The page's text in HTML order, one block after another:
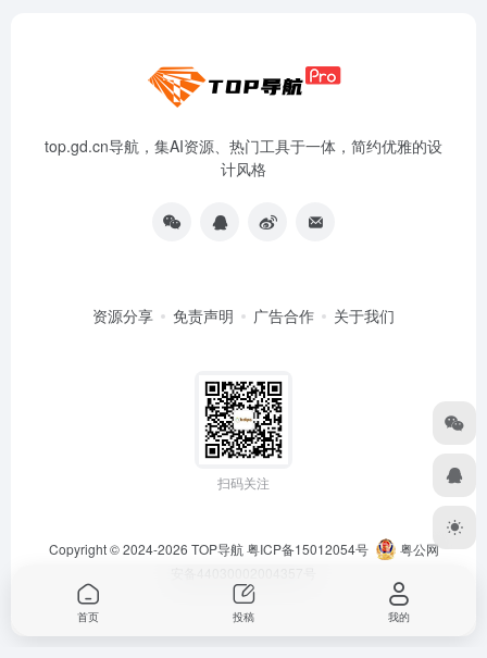
top.gd.cn导航，集AI资源、热门工具于一体，简约优雅的设
计风格
资源分享 免责声明 广告合作 关于我们
扫码关注
Copyright © 2024-2026 TOP导航 粤ICP备15012054号
粤公网
首页 投稿 我的